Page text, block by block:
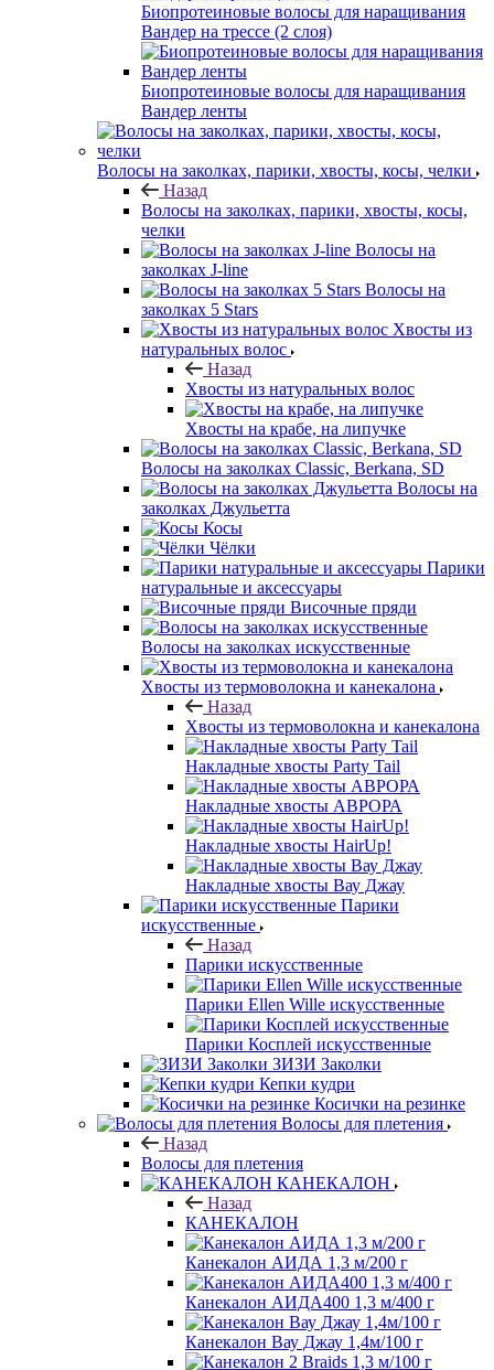
Биопротеиновые волосы для наращивания
Вандер на трессе (2 слоя)
Биопротеиновые волосы для наращивания
Вандер ленты
Волосы на заколках, парики, хвосты, косы, челки
Назад
Волосы на заколках, парики, хвосты, косы,
челки
Волосы на
заколках J-line
Волосы на
заколках 5 Stars
Хвосты из
натуральных волос
Назад
Хвосты из натуральных волос
Хвосты на крабе, на липучке
Волосы на заколках Classic, Berkana, SD
Волосы на
заколках Джульетта
Косы
Чёлки
Парики
натуральные и аксессуары
Височные пряди
Волосы на заколках искусственные
Хвосты из термоволокна и канекалона
Назад
Хвосты из термоволокна и канекалона
Накладные хвосты Party Tail
Накладные хвосты АВРОРА
Накладные хвосты HairUp!
Накладные хвосты Вау Джау
Парики
искусственные
Назад
Парики искусственные
Парики Ellen Wille искусственные
Парики Косплей искусственные
ЗИЗИ Заколки
Кепки кудри
Косички на резинке
Волосы для плетения
Назад
Волосы для плетения
КАНЕКАЛОН
Назад
КАНЕКАЛОН
Канекалон АИДА 1,3 м/200 г
Канекалон АИДА400 1,3 м/400 г
Канекалон Вау Джау 1,4м/100 г